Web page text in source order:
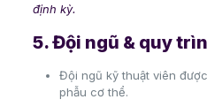
định kỳ.
5. Đội ngũ & quy
Đội ngũ kỹ thuật viên
phẫu cơ thể.